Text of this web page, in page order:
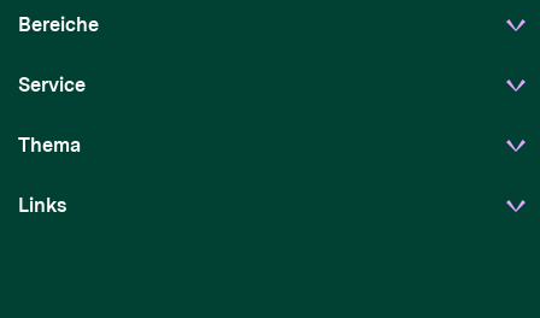
Bereiche
Service
Thema
Links